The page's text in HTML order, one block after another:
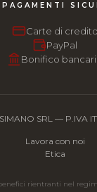
PAGAMENTI
Carte di credito
PayPal
Bonifico
SRL — P.IVA
Lavora con noi
Etica
rientranti nel